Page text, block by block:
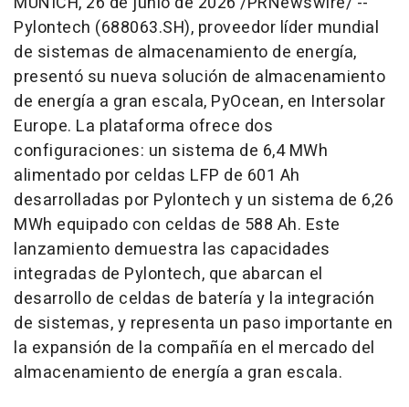
Pylontech (688063.SH), proveedor líder mundial
de sistemas de almacenamiento de energía,
presentó su nueva solución de almacenamiento
de energía a gran escala, PyOcean, en Intersolar
Europe. La plataforma ofrece dos
configuraciones: un sistema de 6,4 MWh
alimentado por celdas LFP de 601 Ah
desarrolladas por Pylontech y un sistema de 6,26
MWh equipado con celdas de 588 Ah. Este
lanzamiento demuestra las capacidades
integradas de Pylontech, que abarcan el
desarrollo de celdas de batería y la integración
de sistemas, y representa un paso importante en
la expansión de la compañía en el mercado del
almacenamiento de energía a gran escala.